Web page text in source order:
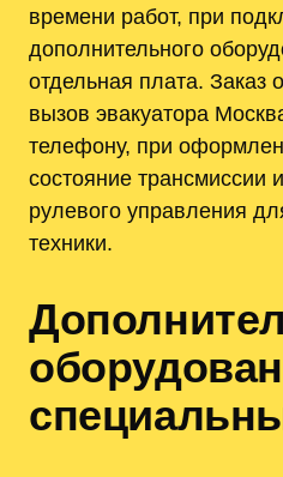
времени работ, при
дополнительного
отдельная плата. Заказ
вызов эвакуатора
телефону, при
состояние трансмиссии
рулевого управления
техники.